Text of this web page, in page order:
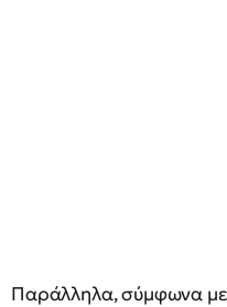
Παράλληλα, σύμφωνα